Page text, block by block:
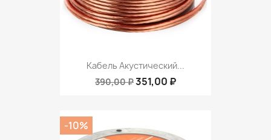
Кабель Акустический...
390,00 ₽351,00 ₽
-10%